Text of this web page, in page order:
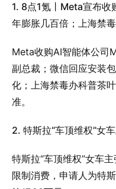
1. 8点1氪丨Meta宣布
年膨胀几百倍；上海禁
Meta收购AI智能体公司
副总裁；微信回应安装
化；上海禁毒办科普茶
准。
2. 特斯拉“车顶维权”女
特斯拉“车顶维权”女车
限制消费，申请人为特